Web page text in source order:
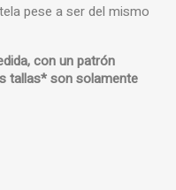
pese a ser del mismo
con unpatrón
tallas* son solamente